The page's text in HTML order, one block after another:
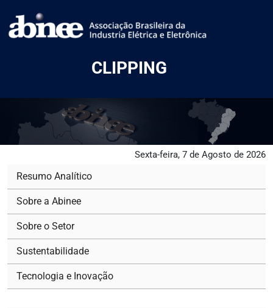
CLIPPING
Sexta-feira, 7 de Agosto de 2026
Resumo Analítico
Sobre a Abinee
Sobre o Setor
Sustentabilidade
Tecnologia e Inovação